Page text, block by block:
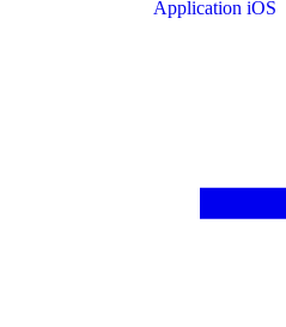
Application iOS